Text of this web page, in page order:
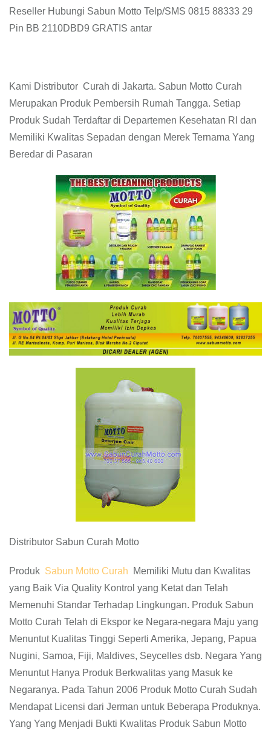
Reseller Hubungi Sabun Motto Telp/SMS 0815 88333 29
Pin BB 2110DBD9 GRATIS antar
Kami Distributor Curah di Jakarta. Sabun Motto Curah
Merupakan Produk Pembersih Rumah Tangga. Setiap
Produk Sudah Terdaftar di Departemen Kesehatan RI dan
Memiliki Kwalitas Sepadan dengan Merek Ternama Yang
Beredar di Pasaran
Distributor Sabun Curah Motto
Produk Sabun Motto Curah
Memiliki Mutu dan Kwalitas
yang Baik Via Quality Kontrol yang Ketat dan Telah
Memenuhi Standar Terhadap Lingkungan. Produk Sabun
Motto Curah Telah di Ekspor ke Negara-negara Maju yang
Menuntut Kualitas Tinggi Seperti Amerika, Jepang, Papua
Nugini, Samoa, Fiji, Maldives, Seycelles dsb. Negara Yang
Menuntut Hanya Produk Berkwalitas yang Masuk ke
Negaranya. Pada Tahun 2006 Produk Motto Curah Sudah
Mendapat Licensi dari Jerman untuk Beberapa Produknya.
Yang Yang Menjadi Bukti Kwalitas Produk Sabun Motto